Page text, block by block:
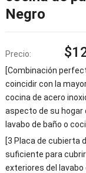
Negro
Precio: $
[Combinación
coincidir con la
cocina de acero
aspecto de su hogar
lavabo de baño o
[3 Placa de cubierta
suficiente para
exteriores del lavabo